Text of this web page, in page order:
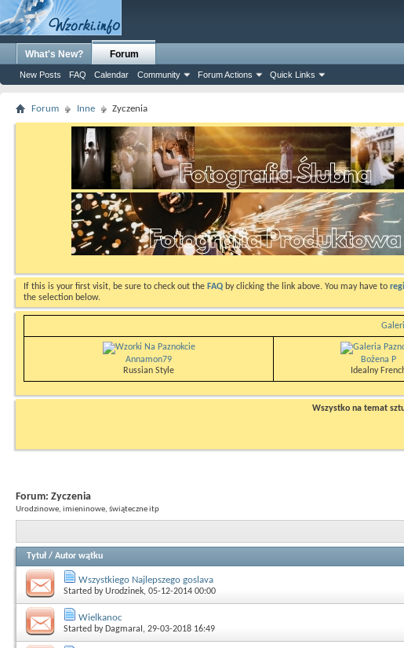
What's New? Forum
New Posts FAQ Calendar Community Forum Actions Quick Links
Forum Inne Zyczenia
If this is your first visit, be sure to check out the FAQ by clicking the link above. You may have to
the selection below.
Annamon79
Russian Style
Bożena P
Idealny
Wszystko na temat
Forum: Zyczenia
Urodzinowe, imieninowe, świąteczne itp
Tytuł / Autor wątku
Wszystkiego Najlepszego goslava
Started byUrodzinek, 05-12-2014 00:00
Wielkanoc
Started by DagmaraI , 29-03-2018 16:49